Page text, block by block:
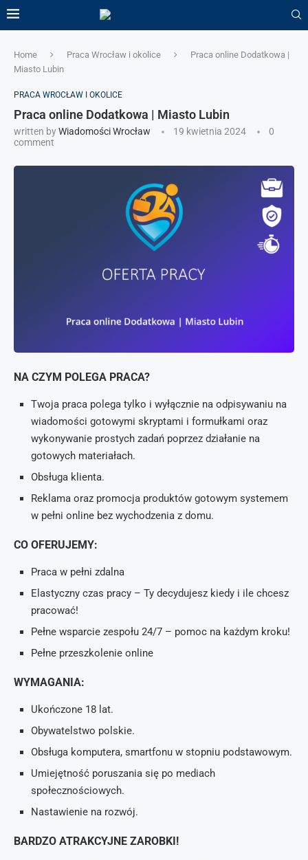
Home Praca Wrocław i okolice
Praca online Dodatkowa |
Miasto Lubin
PRACA WROCŁAW I OKOLICE
Praca online Dodatkowa | Miasto Lubin
written byWiadomości Wrocław 19 kwietnia 2024
0
comment
NA CZYM POLEGA PRACA?
Twoja praca polega tylko i wyłącznie na odpisywaniu na
wiadomości gotowymi skryptami i formułkami oraz
wykonywanie prostych zadań poprzez działanie na
gotowych materiałach.
Obsługa klienta.
Reklama oraz promocja produktów gotowym systemem
w pełni online bez wychodzenia z domu.
CO OFERUJEMY:
Praca w pełni zdalna
Elastyczny czas pracy – Ty decydujesz kiedy i ile chcesz
pracować!
Pełne wsparcie zespołu 24/7 – pomoc na każdym kroku!
Pełne przeszkolenie online
WYMAGANIA:
Ukończone 18 lat.
Obywatelstwo polskie.
Obsługa komputera, smartfonu w stopniu podstawowym.
Umiejętność poruszania się po mediach
społecznościowych.
Nastawienie na rozwój.
BARDZO ATRAKCYJNE ZAROBKI!